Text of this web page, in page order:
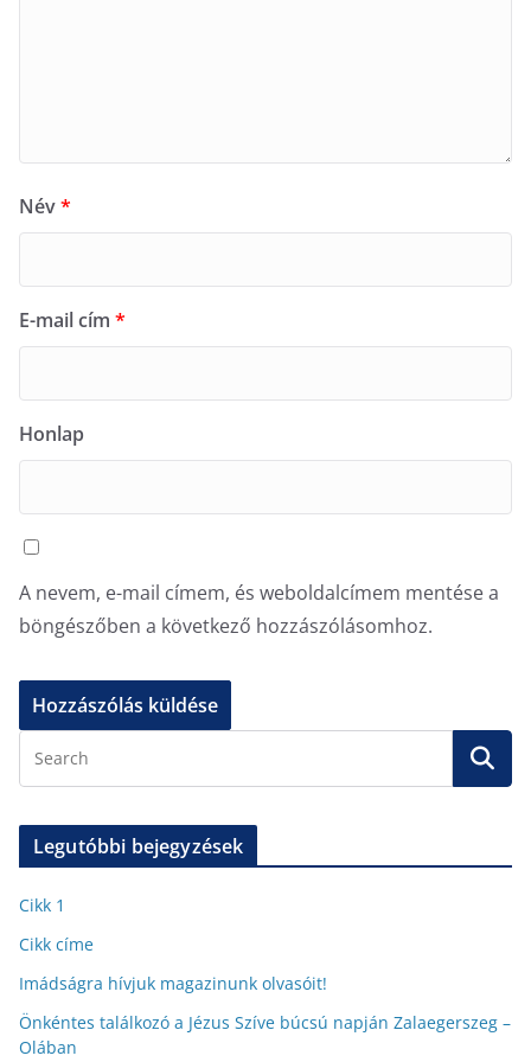
Név*
E-mail cím *
Honlap
A nevem, e-mail címem, és weboldalcímem mentése a
böngészőben a következő hozzászólásomhoz.
Legutóbbi bejegyzések
Cikk 1
Cikk címe
Imádságra hívjuk magazinunk olvasóit!
Önkéntes találkozó a Jézus Szíve búcsú napján Zalaegerszeg –
Olában